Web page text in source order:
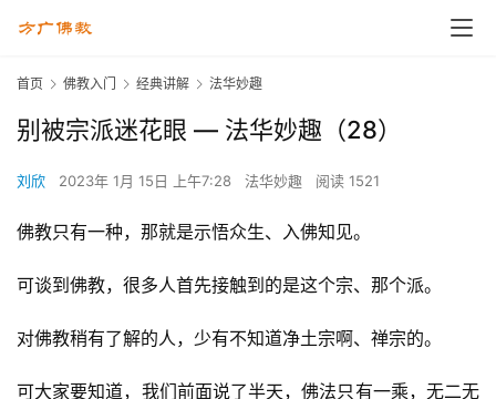
首页 佛教入门 经典讲解 法华妙趣
别被宗派迷花眼 — 法华妙趣（28）
刘欣 2023年 1月 15日 上午7:28 法华妙趣 阅读 1521
佛教只有一种，那就是示悟众生、入佛知见。
可谈到佛教，很多人首先接触到的是这个宗、那个派。
对佛教稍有了解的人，少有不知道净土宗啊、禅宗的。
可大家要知道，我们前面说了半天，佛法只有一乘，无二无